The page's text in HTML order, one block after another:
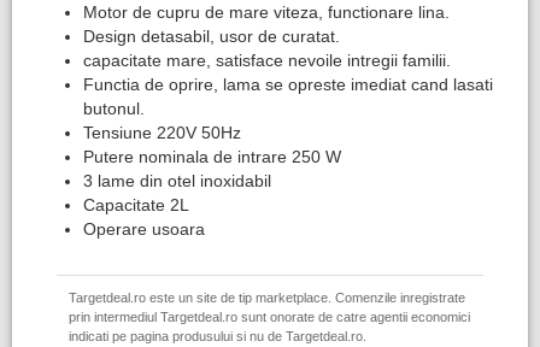
Motor de cupru de mare viteza, functionare lina.
Design detasabil, usor de curatat.
capacitate mare, satisface nevoile intregii familii.
Functia de oprire, lama se opreste imediat cand lasati
butonul.
Tensiune 220V 50Hz
Putere nominala de intrare 250 W
3 lame din otel inoxidabil
Capacitate 2L
Operare usoara
Targetdeal.ro este un site de tip marketplace. Comenzile inregistrate
prin intermediul Targetdeal.ro sunt onorate de catre agentii economici
indicati pe pagina produsului si nu de Targetdeal.ro.